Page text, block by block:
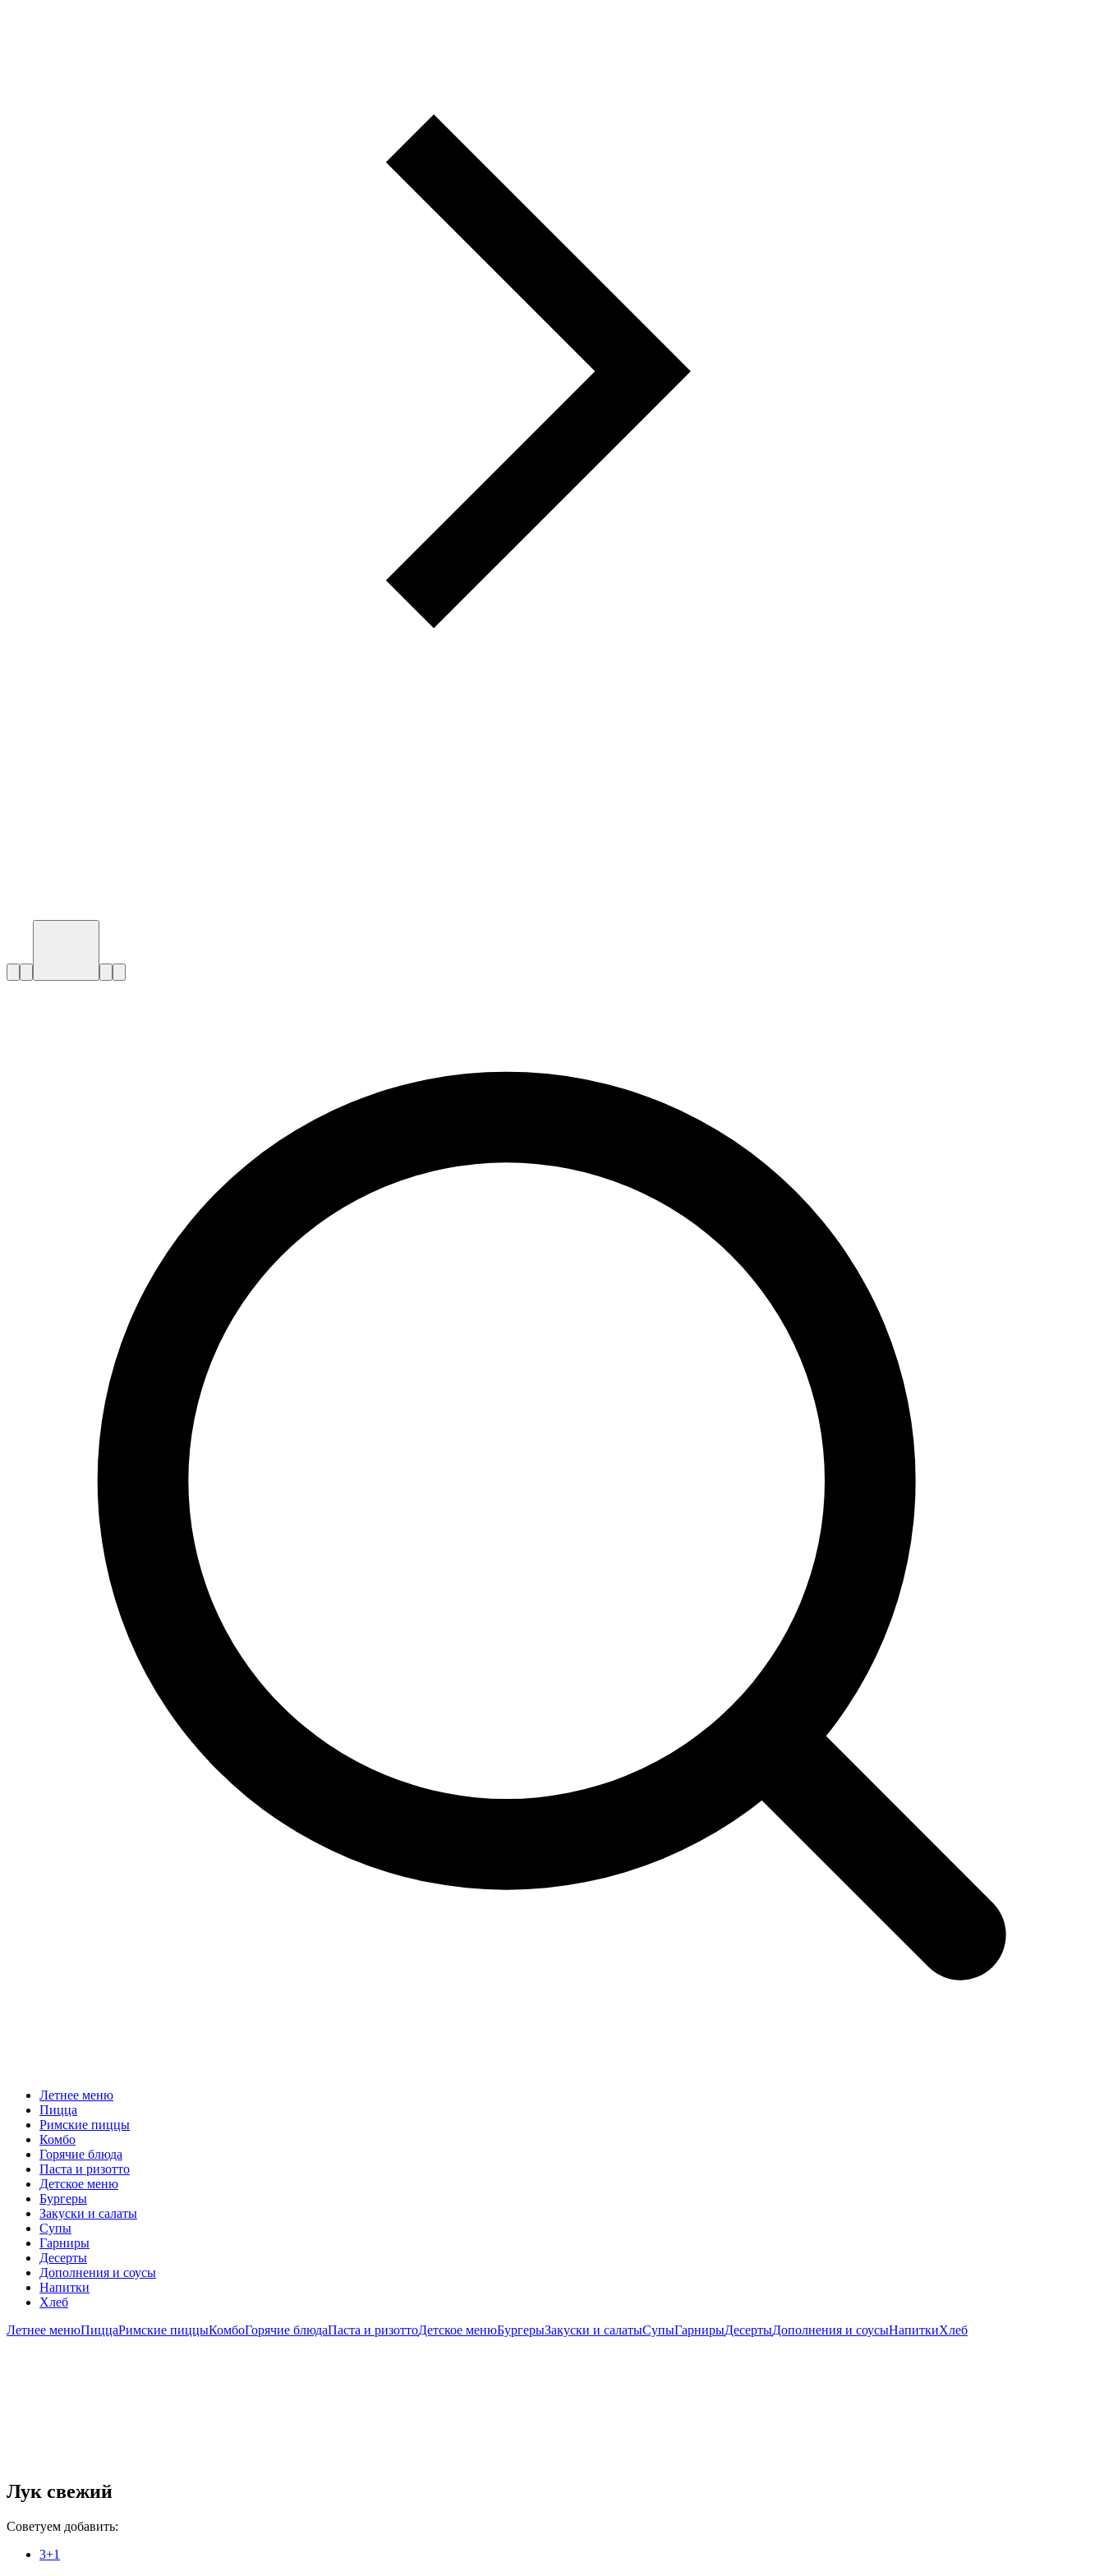
Летнее меню
Пицца
Римские пиццы
Комбо
Горячие блюда
Паста и ризотто
Детское меню
Бургеры
Закуски и салаты
Супы
Гарниры
Десерты
Дополнения и соусы
Напитки
Хлеб
Летнее менюПиццаРимские пиццыКомбоГорячие блюдаПаста и ризоттоДетское менюБургерыЗакуски и салатыСупыГарнирыДесертыДополнения и соусыНапиткиХлеб
Лук свежий
Советуем добавить:
3+1